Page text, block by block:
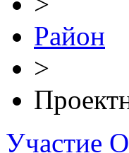
Район
>
Участие